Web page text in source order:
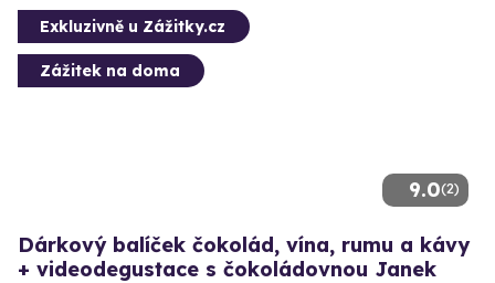
9.0(2)
Exkluzivně u Zážitky.cz
Zážitek na doma
Dárkový balíček čokolád, vína, rumu a kávy
+ videodegustace s čokoládovnou Janek